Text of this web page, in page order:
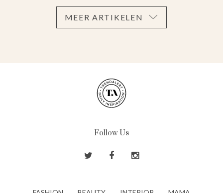
MEER ARTIKELEN
Follow Us